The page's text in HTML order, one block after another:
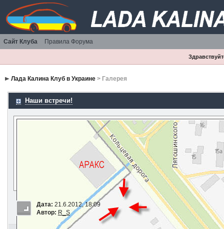
Сайт Клуба Правила Форума
Лада Калина Клуб в Украине> Галерея
Наши встречи!
Дата: 21.6.2012, 18:09
Автор: R_S